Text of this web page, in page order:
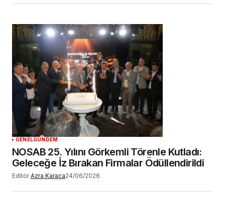
GENELGÜNDEM
NOSAB 25. Yılını Görkemli Törenle Kutladı:
Geleceğe İz Bırakan Firmalar Ödüllendirildi
Editör Azra Karaca24/06/2026